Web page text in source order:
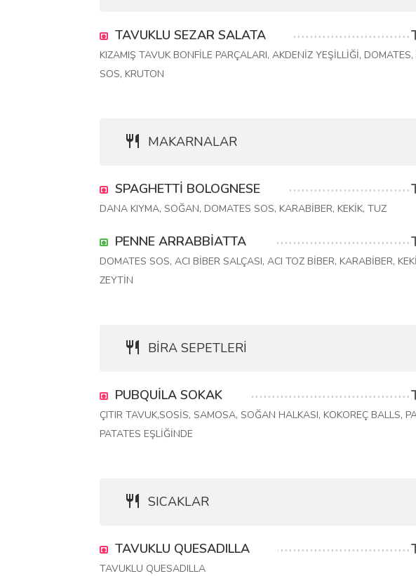
TAVUKLU SEZAR SALATA
KIZAMIŞ TAVUK BONFİLE PARÇALARI, AKDENİZ YEŞİLLİĞİ,
SOS, KRUTON
MAKARNALAR
SPAGHETTİ BOLOGNESE
DANA KIYMA, SOĞAN, DOMATES SOS, KARABİBER, KEKİK, TUZ
PENNE ARRABBİATTA
DOMATES SOS, ACI BİBER SALÇASI, ACI TOZ BİBER, KARABİBER,
ZEYTİN
BİRA SEPETLERİ
PUBQUİLA SOKAK
ÇITIR TAVUK,SOSİS, SAMOSA, SOĞAN HALKASI, KOKOREÇ BALLS,
PATATES EŞLİĞİNDE
SICAKLAR
TAVUKLU QUESADILLA
TAVUKLU QUESADILLA